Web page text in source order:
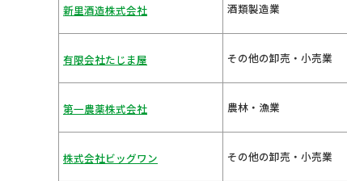
新里酒造株式会社 酒類製造業
有限会社たじま屋 その他の卸売・小売業
第一農薬株式会社 農林・漁業
株式会社ビッグワン その他の卸売・小売業